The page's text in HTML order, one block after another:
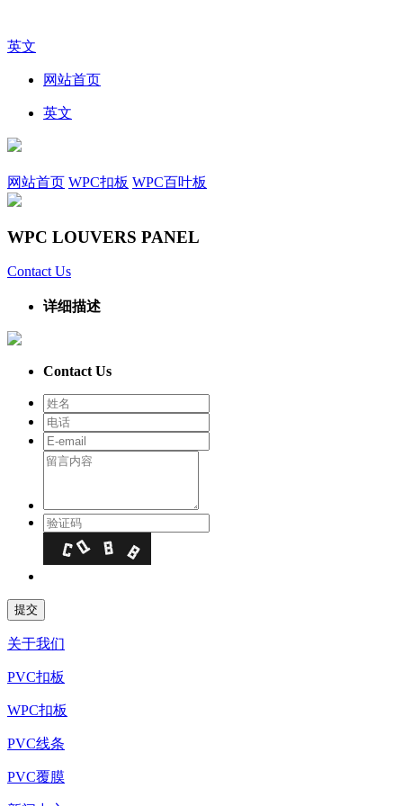
英文
网站首页
英文
网站首页 WPC扣板 WPC百叶板
WPC LOUVERS PANEL
Contact Us
详细描述
Contact Us
关于我们
PVC扣板
WPC扣板
PVC线条
PVC覆膜